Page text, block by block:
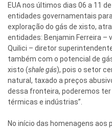
EUA nos últimos dias 06 a 11
entidades governamentais
exploração do gás de xisto,
entidades: Benjamin Ferreira –
Quilici – diretor
também com o potencial de
xisto (shale gás), pois o setor
natural, taxado a preços
dessa fronteira, poderemos
térmicas e indústrias”.
No início das homenagens